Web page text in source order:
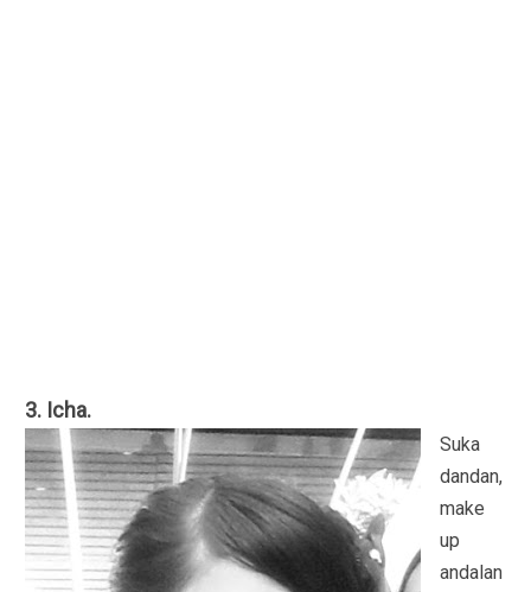
3. Icha.
Suka
dandan,
make
up
andalan